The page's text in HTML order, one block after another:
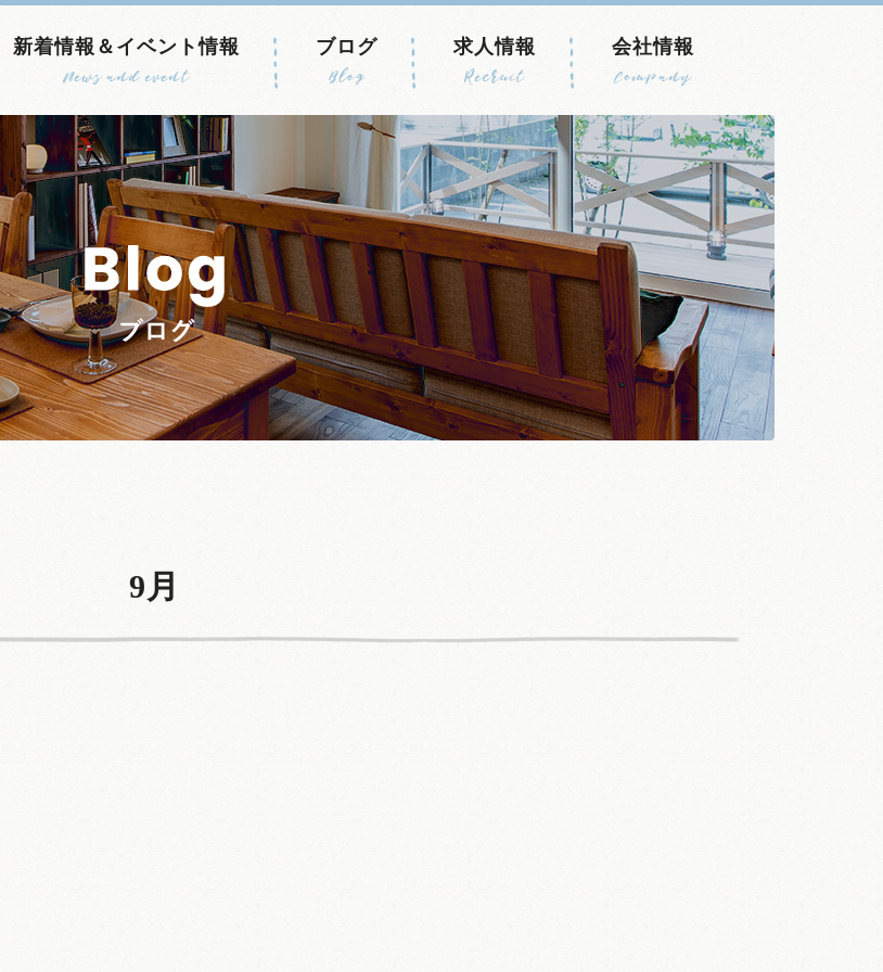
新着情報＆イベント情報
News and event
ブログ
Blog
求人情報
Recruit
会社情報
Company
9月